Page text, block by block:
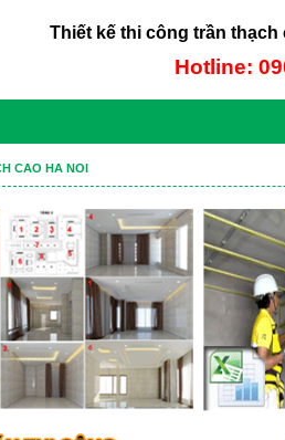
Thiết kế thi công trần
Hotline:
CAO HA NOI